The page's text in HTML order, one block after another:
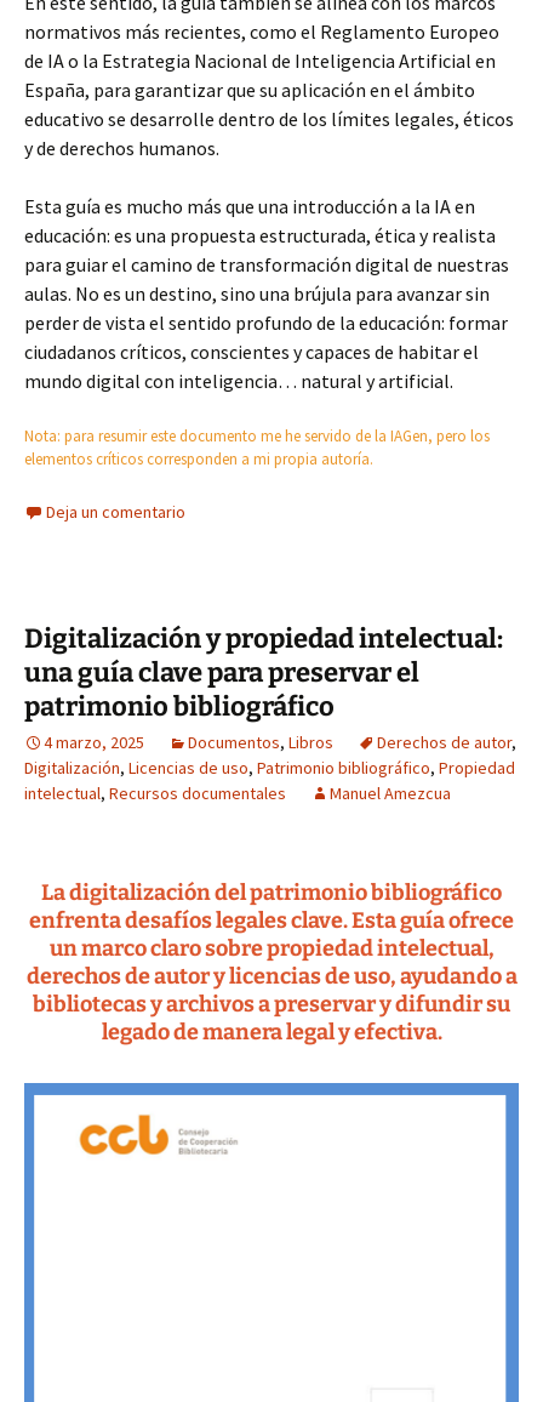
normativos más recientes, como el Reglamento Europeo
de IA o la Estrategia Nacional de Inteligencia Artificial en
España, para garantizar que su aplicación en el ámbito
educativo se desarrolle dentro de los límites legales, éticos
y de derechos humanos.
Esta guía es mucho más que una introducción a la IA en
educación: es una propuesta estructurada, ética y realista
para guiar el camino de transformación digital de nuestras
aulas. No es un destino, sino una brújula para avanzar sin
perder de vista el sentido profundo de la educación: formar
ciudadanos críticos, conscientes y capaces de habitar el
mundo digital con inteligencia… natural y artificial.
Nota: para resumir este documento me he servido de la IAGen, pero los
elementos críticos corresponden a mi propia autoría.
Deja un comentario
Digitalización y propiedad intelectual:
una guía clave para preservar el
patrimonio bibliográfico
4 marzo, 2025 Documentos, Libros Derechos de autor,
Digitalización, Licencias de uso, Patrimonio bibliográfico, Propiedad
intelectual, Recursos documentales Manuel Amezcua
La digitalización del patrimonio bibliográfico
enfrenta desafíos legales clave. Esta guía ofrece
un marco claro sobre propiedad intelectual,
derechos de autor y licencias de uso, ayudando a
bibliotecas y archivos a preservar y difundir su
legado de manera legal y efectiva.